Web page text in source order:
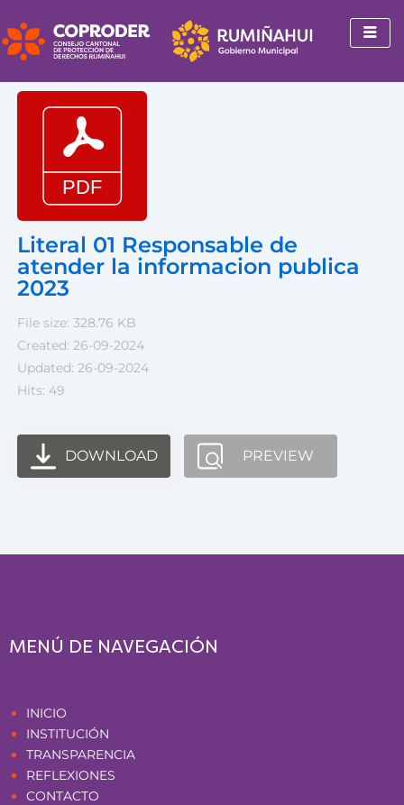
al
contenido
Literal 01 Responsable de
atender la informacion publica
2023
File size: 328.76 KB
Created: 26-09-2024
Updated: 26-09-2024
Hits: 49
DOWNLOAD PREVIEW
MENÚ DE NAVEGACIÓN
INICIO
INSTITUCIÓN
TRANSPARENCIA
REFLEXIONES
CONTACTO